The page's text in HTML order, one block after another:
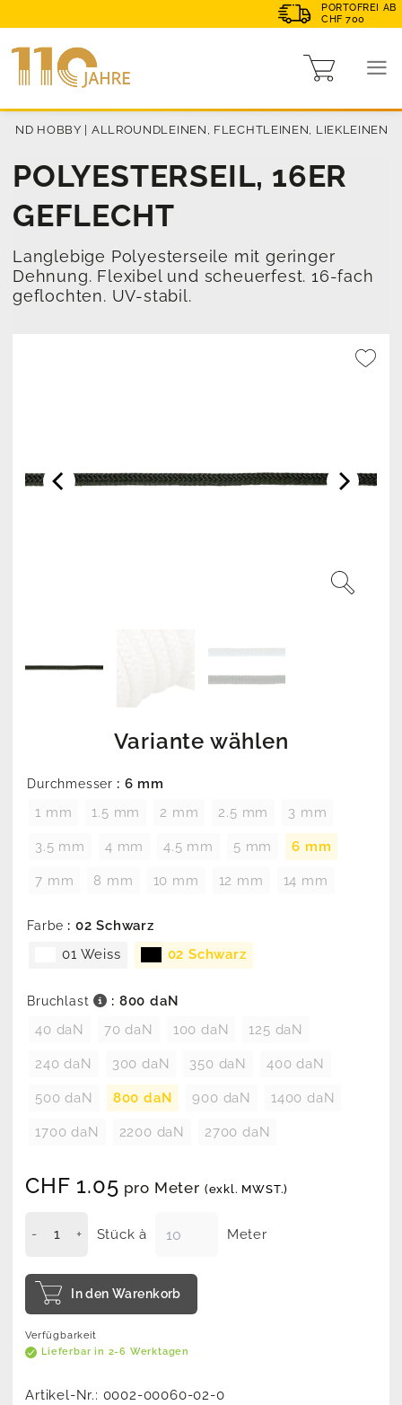
PORTOFREI AB
CHF 700
UND HOBBY | ALLROUNDLEINEN, FLECHTLEINEN, LIEKLEINEN
POLYESTERSEIL, 16ER
GEFLECHT
Langlebige Polyesterseile mit geringer
Dehnung. Flexibel und scheuerfest. 16-fach
geflochten. UV-stabil.
Variante wählen
Durchmesser : 6 mm
1 mm
1.5 mm 2 mm 2.5 mm 3 mm
3.5 mm 4 mm 4.5 mm 5 mm 6 mm
7 mm 8 mm 10 mm 12 mm 14 mm
Farbe : 02 Schwarz
01 Weiss
02 Schwarz
Bruchlast
: 800 daN
40 daN
70 daN 100 daN 125 daN
240 daN 300 daN 350 daN 400 daN
500 daN 800 daN 900 daN 1400 daN
1700 daN 2200 daN 2700 daN
CHF 1.05 pro Meter (exkl. MWST.)
Stück à Meter
In den Warenkorb
Verfügbarkeit
Lieferbar in 2-6 Werktagen
Artikel-Nr.: 0002-00060-02-0